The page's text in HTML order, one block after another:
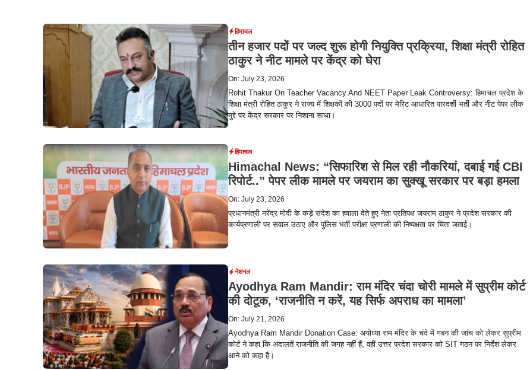
हिमाचल
तीन हजार पदों पर जल्द शुरू होगी नियुक्ति प्रक्रिया, शिक्षा मंत्री रोहित
ठाकुर ने नीट मामले पर केंद्र को घेरा
On: July 23, 2026
Rohit Thakur On Teacher Vacancy And NEET Paper Leak Controversy: हिमाचल प्रदेश के
शिक्षा मंत्री रोहित ठाकुर ने राज्य में शिक्षकों की 3000 पदों पर मेरिट आधारित पारदर्शी भर्ती और नीट पेपर लीक
मुद्दे पर केंद्र सरकार पर निशाना साधा।
हिमाचल
Himachal News: “सिफारिश से मिल रही नौकरियां, दबाई गई CBI
रिपोर्ट..” पेपर लीक मामले पर जयराम का सुक्खू सरकार पर बड़ा हमला
On: July 23, 2026
प्रधानमंत्री नरेंद्र मोदी के कड़े संदेश का हवाला देते हुए नेता प्रतिपक्ष जयराम ठाकुर ने प्रदेश सरकार की
कार्यप्रणाली पर सवाल उठाए और पुलिस भर्ती परीक्षा प्रणाली की निष्पक्षता पर चिंता जताई।
नेशनल
Ayodhya Ram Mandir: राम मंदिर चंदा चोरी मामले में सुप्रीम कोर्ट
की दोटूक, ‘राजनीति न करें, यह सिर्फ अपराध का मामला’
On: July 21, 2026
Ayodhya Ram Mandir Donation Case: अयोध्या राम मंदिर के चंदे में गबन की जांच को लेकर सुप्रीम
कोर्ट ने कहा कि अदालतें राजनीति की जगह नहीं हैं, वहीं उत्तर प्रदेश सरकार को SIT गठन पर निर्देश लेकर
आने को कहा है।